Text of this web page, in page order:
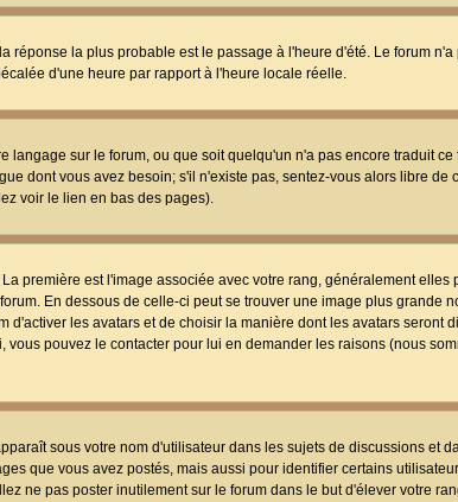
la plus probable est le passage à l'heure d'été. Le forum
d'une heure par rapport à l'heure locale réelle.
sur le forum, ou que soit quelqu'un n'a pas encore traduit ce
dont vous avez besoin; s'il n'existe pas, sentez-vous alors libre de
voir le lien en bas des pages).
première est l'image associée avec votre rang, généralement elles
En dessous de celle-ci peut se trouver une image plus grande
les avatars et de choisir la manière dont les avatars seront
pouvez le contacter pour lui en demander les raisons (nous
sous votre nom d'utilisateur dans les sujets de discussions et
que vous avez postés, mais aussi pour identifier certains
ne pas poster inutilement sur le forum dans le but d'élever votre